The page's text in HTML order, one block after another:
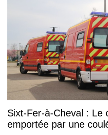
Sixt-Fer-à-Cheval : Le
emportée par une